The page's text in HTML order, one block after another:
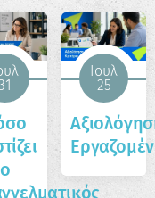
ο
Ιουλ
25